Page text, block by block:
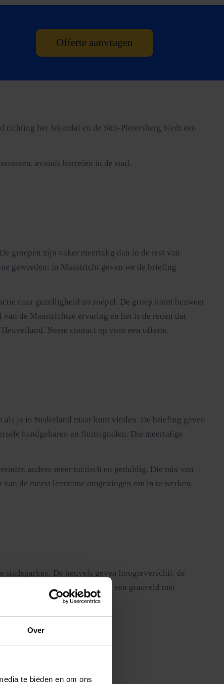
Over
te bieden en om ons
Offerte aanvragen
het Jekerdal en de Sint-Pietersberg biedt een
avonds borrelen in de stad.
groepen zijn vaker meertalig dan in de rest van
geworden: in Maastricht geven we de briefing
naar gezelligheid zo soepel. De groep komt bezweet
de Maastrichtse ervaring en het is de reden dat
Neem contact op voor een offerte.
je in Nederland maar kunt vinden. De briefing geven
handgebaren en fluitsignalen. Die meertalige
andere meer tactisch en geduldig. Die mix van
de meest leerzame omgevingen om in te werken.
De heuvels geven hoogteverschil, de
willen die meer biedt dan een grasveld met